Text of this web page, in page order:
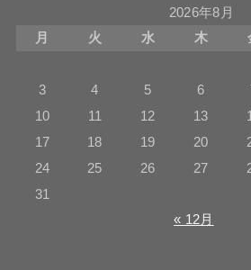
2026年8月
月
火 水 木
3
4 5 6
10
11 12 13
17
18 19 20
24
25 26 27
31
« 12月